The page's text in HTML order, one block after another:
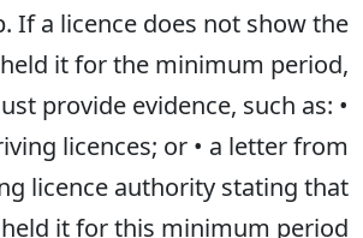
If a licence does not show the
it for the minimum period,
provide evidence, such as: •
licences; or • a letter from
licence authority stating that
it for this minimum period.